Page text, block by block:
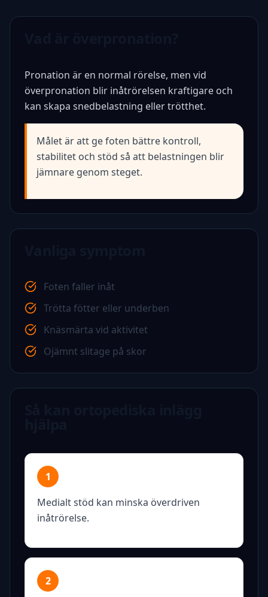
Pronation är en normal rörelse, men vid
överpronation blir inåtrörelsen kraftigare och
kan skapa snedbelastning eller trötthet.
Målet är att ge foten bättre kontroll,
stabilitet och stöd så att belastningen blir
jämnare genom steget.
Foten faller inåt
Trötta fötter eller underben
Knäsmärta vid aktivitet
Ojämnt slitage på skor
1
Medialt stöd kan minska överdriven
inåtrörelse.
2